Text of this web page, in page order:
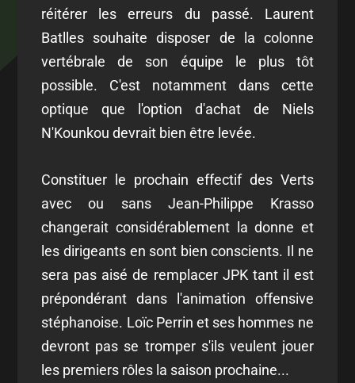
réitérer les erreurs du passé. Laurent
Batlles souhaite disposer de la colonne
vertébrale de son équipe le plus tôt
possible. C'est notamment dans cette
optique que l'option d'achat de Niels
N'Kounkou devrait bien être levée.
Constituer le prochain effectif des Verts
avec ou sans Jean-Philippe Krasso
changerait considérablement la donne et
les dirigeants en sont bien conscients. Il ne
sera pas aisé de remplacer JPK tant il est
prépondérant dans l'animation offensive
stéphanoise. Loïc Perrin et ses hommes ne
devront pas se tromper s'ils veulent jouer
les premiers rôles la saison prochaine...